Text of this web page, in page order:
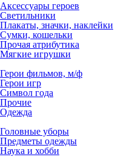
Аксессуары героев
Светильники
Плакаты, значки, наклейки
Сумки, кошельки
Прочая атрибутика
Мягкие игрушки
Герои фильмов, м/ф
Герои игр
Символ года
Прочие
Одежда
Головные уборы
Предметы одежды
Наука и хобби